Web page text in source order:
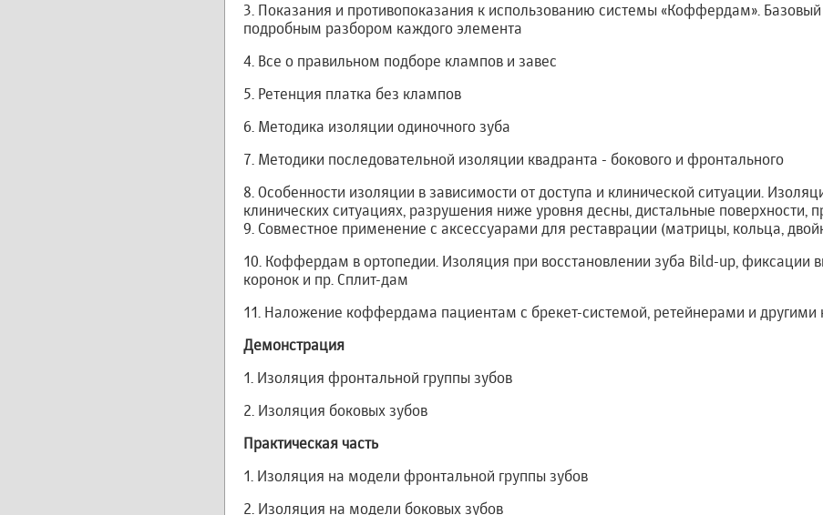
3. Показания и противопоказания к использованию системы «Коффердам».
подробным разбором каждого элемента
4. Все о правильном подборе клампов и завес
5. Ретенция платка без клампов
6. Методика изоляции одиночного зуба
7. Методики последовательной изоляции квадранта - бокового и фронтального
8. Особенности изоляции в зависимости от доступа и клинической ситуации.
клинических ситуациях, разрушения ниже уровня десны, дистальные поверхности,
9. Совместное применение с аксессуарами для реставрации (матрицы, кольца,
10. Коффердам в ортопедии. Изоляция при восстановлении зуба Bild-up, фиксации
коронок и пр. Сплит-дам
11. Наложение коффердама пациентам с брекет-системой, ретейнерами и другими
Демонстрация
1. Изоляция фронтальной группы зубов
2. Изоляция боковых зубов
Практическая часть
1. Изоляция на модели фронтальной группы зубов
2. Изоляция на модели боковых зубов